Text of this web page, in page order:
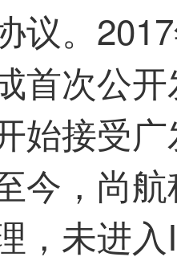
议。
首次公
始接受
今，尚
，未进